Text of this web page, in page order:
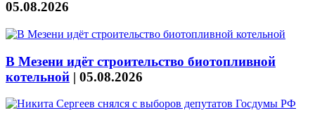
05.08.2026
В Мезени идёт строительство биотопливной
котельной | 05.08.2026